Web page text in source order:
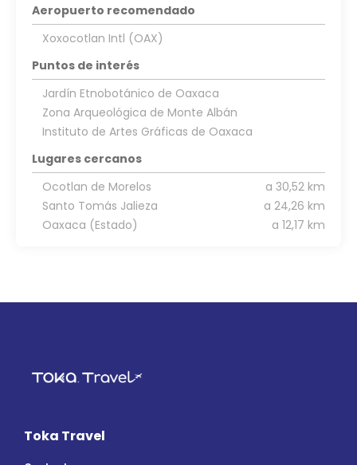
Aeropuerto recomendado
Xoxocotlan Intl (OAX)
Puntos de interés
Jardín Etnobotánico de Oaxaca
Zona Arqueológica de Monte Albán
Instituto de Artes Gráficas de Oaxaca
Lugares cercanos
Ocotlan de Morelos
a 30,52 km
Santo Tomás Jalieza
a 24,26 km
Oaxaca (Estado)
a 12,17 km
Toka Travel